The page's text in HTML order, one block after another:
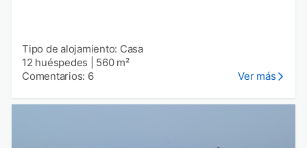
Tipo de alojamiento: Casa
12 huéspedes
560 m²
Comentarios: 6
Ver más